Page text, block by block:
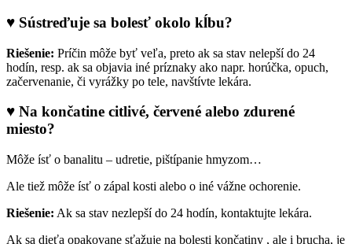
♥ Sústreďuje sa bolesť okolo kĺbu?
Riešenie: Príčin môže byť veľa, preto ak sa stav nelepší do 24
hodín, resp. ak sa objavia iné príznaky ako napr. horúčka, opuch,
začervenanie, či vyrážky po tele, navštívte lekára.
♥ Na končatine citlivé, červené alebo zdurené
miesto?
Môže ísť o banalitu – udretie, pištípanie hmyzom…
Ale tiež môže ísť o zápal kosti alebo o iné vážne ochorenie.
Riešenie: Ak sa stav nezlepší do 24 hodín, kontaktujte lekára.
Ak sa dieťa opakovane sťažuje na bolesti končatiny , ale i brucha, je